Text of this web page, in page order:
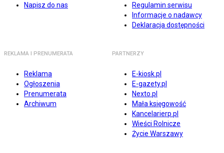
Napisz do nas
Regulamin serwisu
Informacje o nadawcy
Deklaracja dostępności
REKLAMA I PRENUMERATA
Reklama
Ogłoszenia
Prenumerata
Archiwum
PARTNERZY
E-kiosk.pl
E-gazety.pl
Nexto.pl
Mała księgowość
Kancelarierp.pl
Wieści Rolnicze
Życie Warszawy